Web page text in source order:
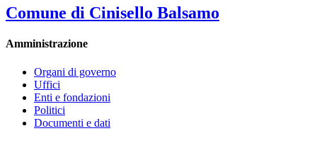
Comune di Cinisello Balsamo
Amministrazione
Organi di governo
Uffici
Enti e fondazioni
Politici
Documenti e dati